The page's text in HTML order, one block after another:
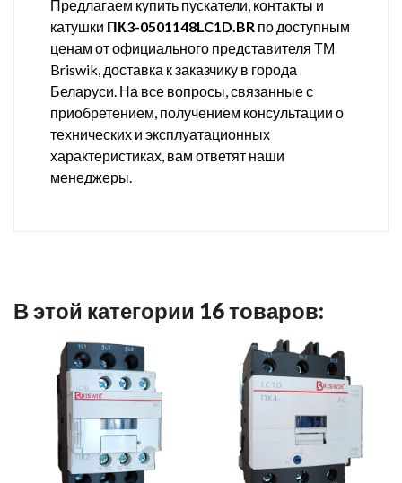
Предлагаем купить пускатели, контакты и
катушки ПК3-0501148LC1D.BR по доступным
ценам от официального представителя ТМ
Briswik, доставка к заказчику в города
Беларуси. На все вопросы, связанные с
приобретением, получением консультации о
технических и эксплуатационных
характеристиках, вам ответят наши
менеджеры.
В этой категории 16 товаров: